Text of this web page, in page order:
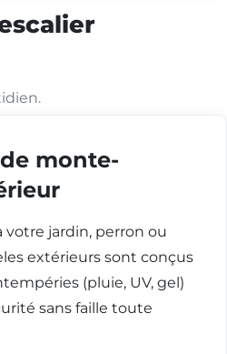
monte-
votre jardin, perron ou
extérieurs sont conçus
(pluie, UV, gel)
sans faille toute